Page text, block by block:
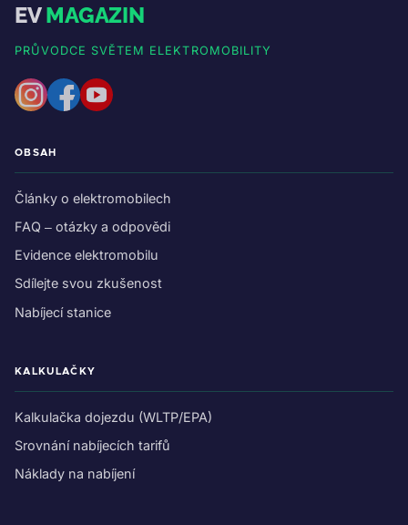
EVMAGAZIN
PRŮVODCE SVĚTEM ELEKTROMOBILITY
OBSAH
Články o elektromobilech
FAQ – otázky a odpovědi
Evidence elektromobilu
Sdílejte svou zkušenost
Nabíjecí stanice
KALKULAČKY
Kalkulačka dojezdu (WLTP/EPA)
Srovnání nabíjecích tarifů
Náklady na nabíjení